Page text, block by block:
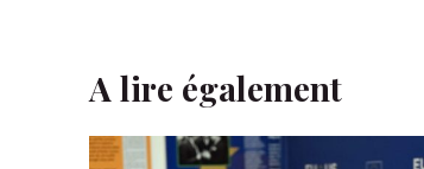
A lire également